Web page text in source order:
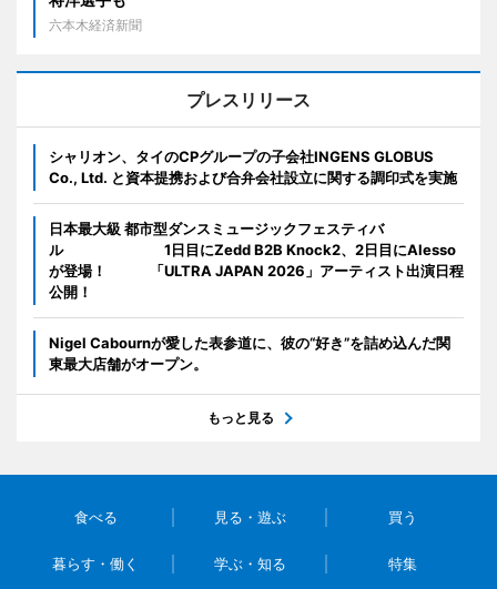
六本木経済新聞
プレスリリース
シャリオン、タイのCPグループの子会社INGENS GLOBUS
Co., Ltd. と資本提携および合弁会社設立に関する調印式を実施
日本最大級 都市型ダンスミュージックフェスティバ
ル 1日目にZedd B2B Knock2、2日目にAlesso
が登場！ 「ULTRA JAPAN 2026」アーティスト出演日程
公開！
Nigel Cabournが愛した表参道に、彼の“好き”を詰め込んだ関
東最大店舗がオープン。
もっと見る
食べる 見る・遊ぶ 買う
暮らす・働く 学ぶ・知る 特集